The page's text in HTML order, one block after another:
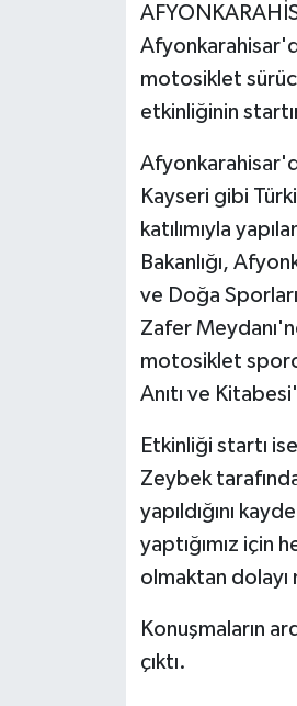
motosiklet
etkinliğinin
Kayseri gibi
katılımıyla
Bakanlığı,
ve Doğa
Zafer
motosiklet
Anıtı ve
Etkinliği startı
Zeybek
yapıldığını
yaptığımız için
olmaktan
Konuşmaların
çıktı.